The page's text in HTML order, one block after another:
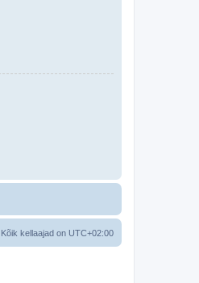
Kõik kellaajad on UTC+02:00